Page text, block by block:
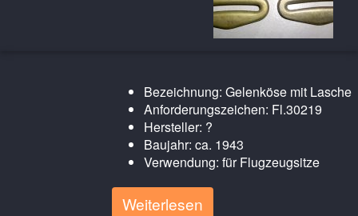
Bezeichnung: Gelenköse mit Lasche
Anforderungszeichen: Fl.30219
Hersteller: ?
Baujahr: ca. 1943
Verwendung: für Flugzeugsitze
Weiterlesen